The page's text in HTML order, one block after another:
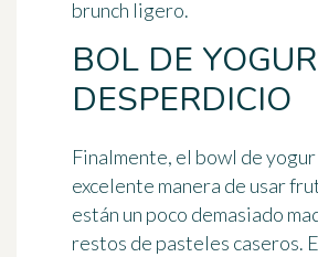
brunch ligero.
BOL DE
DESPERDICIO
Finalmente, el bowl de yogur
excelente manera de usar
están un poco demasiado
restos de pasteles caseros.